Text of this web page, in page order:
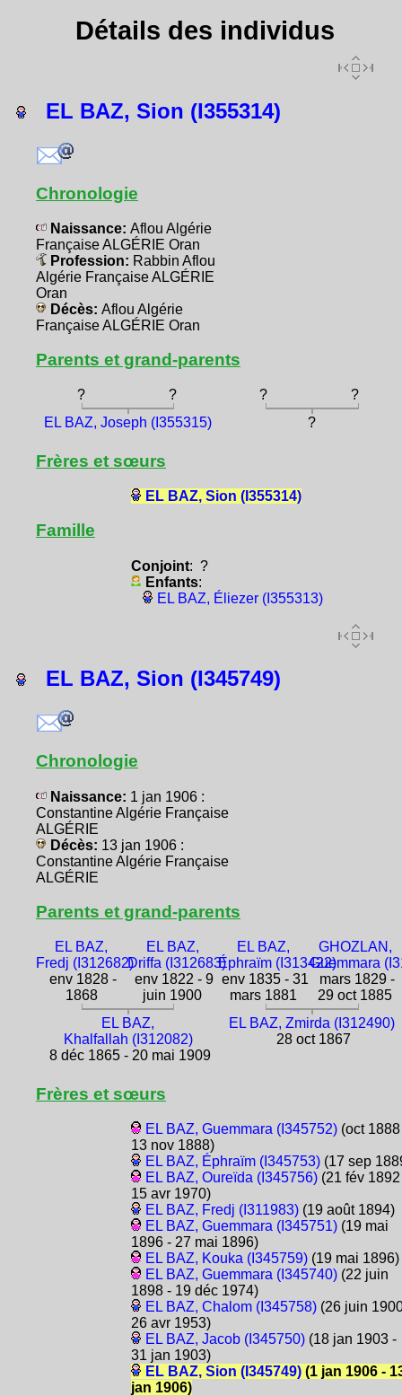
Détails des individus
EL BAZ, Sion (I355314)
Chronologie
Naissance: Aflou Algérie
Française ALGÉRIE Oran
Profession: Rabbin Aflou
Algérie Française ALGÉRIE
Oran
Décès: Aflou Algérie
Française ALGÉRIE Oran
Parents et grand-parents
? ? ?
?
EL BAZ, Joseph (I355315)
?
Frères et sœurs
EL BAZ, Sion (I355314)
Famille
Conjoint: ?
Enfants:
EL BAZ, Éliezer (I355313)
EL BAZ, Sion (I345749)
Chronologie
Naissance: 1 jan 1906 :
Constantine Algérie Française
ALGÉRIE
Décès: 13 jan 1906 :
Constantine Algérie Française
ALGÉRIE
Parents et grand-parents
EL BAZ,
Fredj (I312682)
env 1828 -
1868
EL BAZ,
Driffa (I312683)
env 1822 - 9
juin 1900
EL BAZ,
Éphraïm (I313422)
env 1835 - 31
mars 1881
GHOZLAN,
Guemmara
mars 1829 -
29 oct 1885
EL BAZ,
Khalfallah (I312082)
8 déc 1865 - 20 mai 1909
EL BAZ, Zmirda (I312490)
28 oct 1867
Frères et sœurs
EL BAZ, Guemmara (I345752)(oct 1888
13 nov 1888)
EL BAZ, Éphraïm (I345753)(17 sep
EL BAZ, Oureïda (I345756)(21 fév 1892
15 avr 1970)
EL BAZ, Fredj (I311983)(19 août 1894)
EL BAZ, Guemmara (I345751)(19 mai
1896 - 27 mai 1896)
EL BAZ, Kouka (I345759)(19 mai 1896)
EL BAZ, Guemmara (I345740)(22 juin
1898 - 19 déc 1974)
EL BAZ, Chalom (I345758)(26 juin
26 avr 1953)
EL BAZ, Jacob (I345750)(18 jan 1903 -
31 jan 1903)
EL BAZ, Sion (I345749)(1 jan 1906 -
jan 1906)